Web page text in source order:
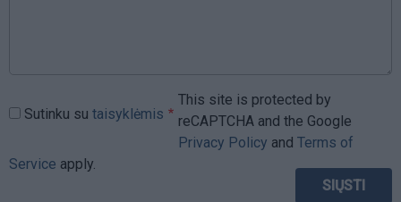
Sutinku su taisyklėmis
This site is protected by
reCAPTCHA and the Google
Privacy Policy and Terms of
Service apply.